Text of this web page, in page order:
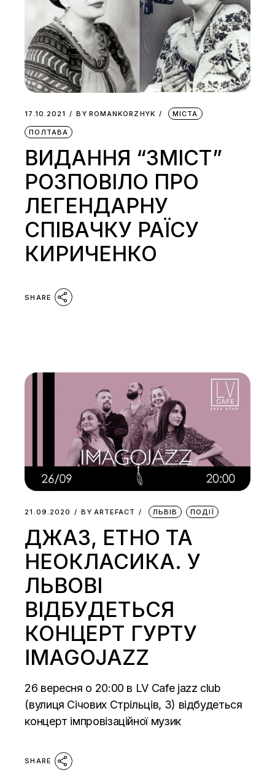
17.10.2021 BY ROMANKORZHYK МІСТА
ПОЛТАВА
ВИДАННЯ “ЗМІСТ”
РОЗПОВІЛО ПРО
ЛЕГЕНДАРНУ
СПІВАЧКУ РАЇСУ
КИРИЧЕНКО
SHARE
21.09.2020 BY ARTEFACT ЛЬВІВ ПОДІЇ
ДЖАЗ, ЕТНО ТА
НЕОКЛАСИКА. У
ЛЬВОВІ
ВІДБУДЕТЬСЯ
КОНЦЕРТ ГУРТУ
IMAGOJAZZ
26 вересня о 20:00 в LV Cafe jazz сlub
(вулиця Січових Стрільців, 3) відбудеться
концерт імпровізаційної музик
SHARE